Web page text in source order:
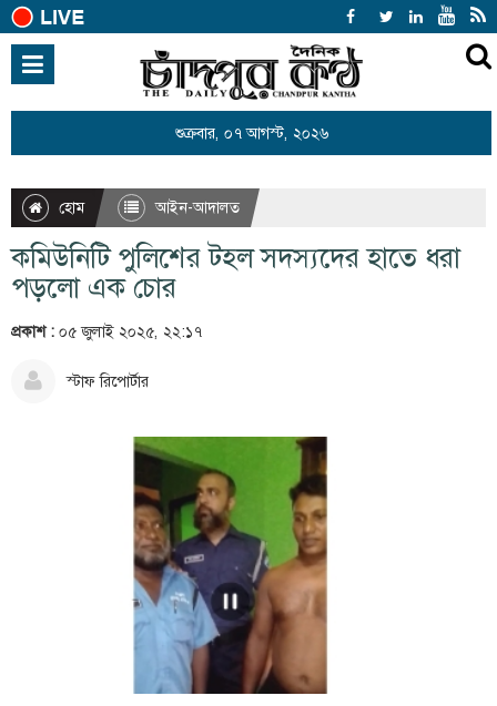
শুক্রবার, ০৭ আগস্ট, ২০২৬
হোম
জাতীয়
আন্তর্জাতিক
রাজনীতি
খেলাধুলা
বিনোদন
অর্থনীতি
শিক্ষা
হোম আইন-আদালত
কমিউনিটি পুলিশের টহল সদস্যদের হাতে ধরা
পড়লো এক চোর
প্রকাশ : ০৫ জুলাই ২০২৫, ২২:১৭
স্টাফ রিপোর্টার